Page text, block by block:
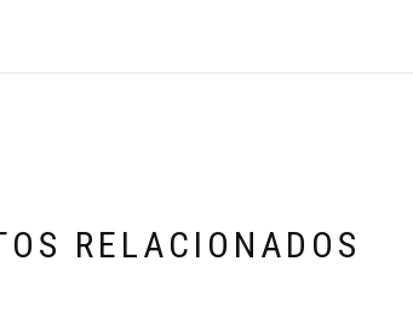
RELACIONADOS